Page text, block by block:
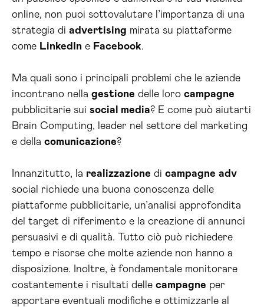
online, non puoi sottovalutare l’importanza di una
strategia di advertising mirata su piattaforme
come LinkedIn e Facebook.
Ma quali sono i principali problemi che le aziende
incontrano nella gestione delle loro campagne
pubblicitarie sui social media? E come può aiutarti
Brain Computing, leader nel settore del marketing
e della comunicazione?
Innanzitutto, la realizzazione di campagne adv
social richiede una buona conoscenza delle
piattaforme pubblicitarie, un’analisi approfondita
del target di riferimento e la creazione di annunci
persuasivi e di qualità. Tutto ciò può richiedere
tempo e risorse che molte aziende non hanno a
disposizione. Inoltre, è fondamentale monitorare
costantemente i risultati delle campagne per
apportare eventuali modifiche e ottimizzarle al